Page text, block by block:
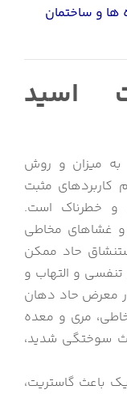
ها و ساختمان
اسید
به میزان و روش
کاربردهای مثبت
و خطرناک است.
غشاهای مخاطی
حاد ممکن
و التهاب و
معرض حاد دهان
مری و معده
سوختگی شدید،
باعث گاستریت،